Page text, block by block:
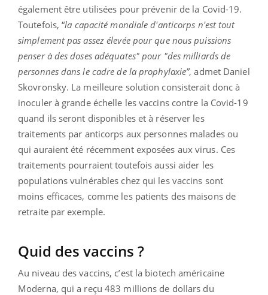
également être utilisées pour prévenir de la Covid-19.
Toutefois, “la capacité mondiale d'anticorps n'est tout
simplement pas assez élevée pour que nous puissions
penser à des doses adéquates" pour "des milliards de
personnes dans le cadre de la prophylaxie”, admet Daniel
Skovronsky. La meilleure solution consisterait donc à
inoculer à grande échelle les vaccins contre la Covid-19
quand ils seront disponibles et à réserver les
traitements par anticorps aux personnes malades ou
qui auraient été récemment exposées aux virus. Ces
traitements pourraient toutefois aussi aider les
populations vulnérables chez qui les vaccins sont
moins efficaces, comme les patients des maisons de
retraite par exemple.
Quid des vaccins ?
Au niveau des vaccins, c’est la biotech américaine
Moderna, qui a reçu 483 millions de dollars du